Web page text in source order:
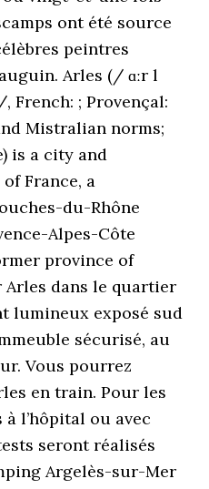
ont été source
peintres
Arles (/ ɑːr l
French: ; Provençal:
Mistralian norms;
is a city and
France, a
du-Rhône
Alpes-Côte
province of
Arles dans le quartier
lumineux exposé sud
sécurisé, au
Vous pourrez
en train. Pour les
l’hôpital ou avec
seront réalisés
Argelès-sur-Mer